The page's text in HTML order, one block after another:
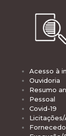
Acesso à
Ouvidoria
Resumo
Pessoal
Covid-19